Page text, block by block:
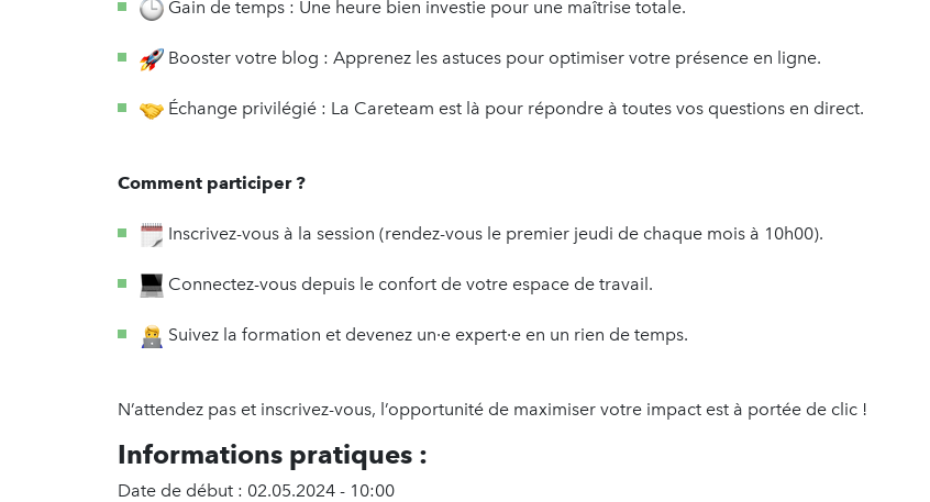
Gain de temps : Une heure bien investie pour une maîtrise totale.
Booster votre blog : Apprenez les astuces pour optimiser votre présence en ligne.
Échange privilégié : La Careteam est là pour répondre à toutes vos questions en direct.
Comment participer ?
Inscrivez-vous à la session (rendez-vous le premier jeudi de chaque mois à 10h00).
Connectez-vous depuis le confort de votre espace de travail.
Suivez la formation et devenez un·e expert·e en un rien de temps.
N’attendez pas et inscrivez-vous, l’opportunité de maximiser votre impact est à portée de clic !
Informations pratiques :
Date de début : 02.05.2024 - 10:00